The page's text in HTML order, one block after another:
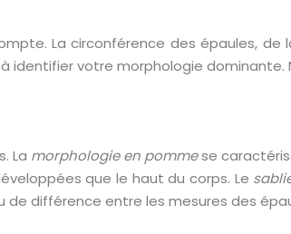
La circonférence des épaules,
votre morphologie dominante.
La morphologie en pommese
que le haut du corps. Le
de différence entre les mesures des